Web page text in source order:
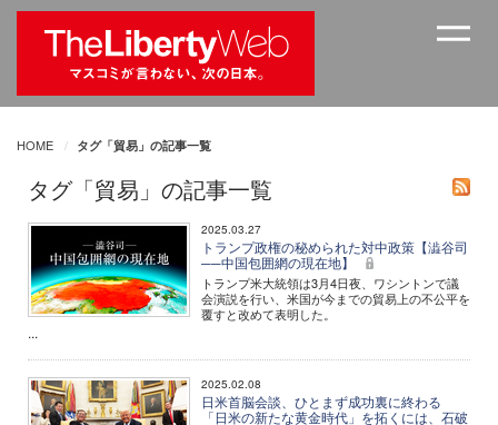
HOME タグ「貿易」の記事一覧
タグ「貿易」の記事一覧
2025.03.27
トランプ政権の秘められた対中政策【澁谷司
──中国包囲網の現在地】
トランプ米大統領は3月4日夜、ワシントンで議
会演説を行い、米国が今までの貿易上の不公平を
覆すと改めて表明した。
...
2025.02.08
日米首脳会談、ひとまず成功裏に終わる
「日米の新たな黄金時代」を拓くには、石破